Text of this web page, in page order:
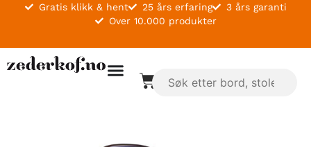
Gratis klikk & hent 25 års erfaring
3 års garanti
Over 10.000 produkter